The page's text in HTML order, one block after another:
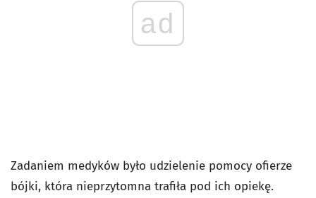
ad
Zadaniem medyków było udzielenie pomocy ofierze
bójki, która nieprzytomna trafiła pod ich opiekę.